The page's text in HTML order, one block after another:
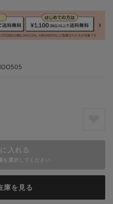
入れる
を選択してください
庫を見る